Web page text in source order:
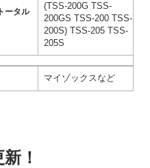
ータル
(TSS-200G TSS-
200GS TSS-200 TSS-
200S) TSS-205 TSS-
205S
マイゾックスなど
！